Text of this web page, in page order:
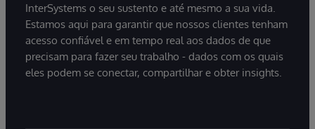
InterSystems o seu sustento e até mesmo a sua vida.
Estamos aqui para garantir que nossos clientes tenham
acesso confiável e em tempo real aos dados de que
precisam para fazer seu trabalho - dados com os quais
eles podem se conectar, compartilhar e obter insights.